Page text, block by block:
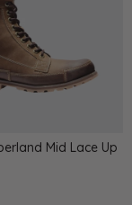
Mid Lace Up